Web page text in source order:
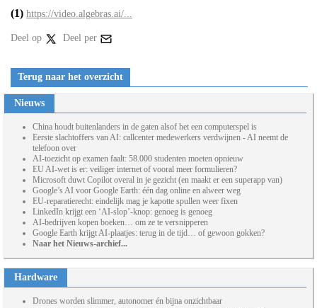
(1) https://video.algebras.ai/...
Deel op Deel per
Terug naar het overzicht
Nieuws
China houdt buitenlanders in de gaten alsof het een computerspel is
Eerste slachtoffers van AI: callcenter medewerkers verdwijnen - AI neemt de
telefoon over
AI-toezicht op examen faalt: 58.000 studenten moeten opnieuw
EU AI-wet is er: veiliger internet of vooral meer formulieren?
Microsoft duwt Copilot overal in je gezicht (en maakt er een superapp van)
Google’s AI voor Google Earth: één dag online en alweer weg
EU-reparatierecht: eindelijk mag je kapotte spullen weer fixen
LinkedIn krijgt een ‘AI-slop’-knop: genoeg is genoeg
AI-bedrijven kopen boeken… om ze te versnipperen
Google Earth krijgt AI-plaatjes: terug in de tijd… of gewoon gokken?
Naar het Nieuws-archief...
Hardware
Drones worden slimmer, autonomer én bijna onzichtbaar